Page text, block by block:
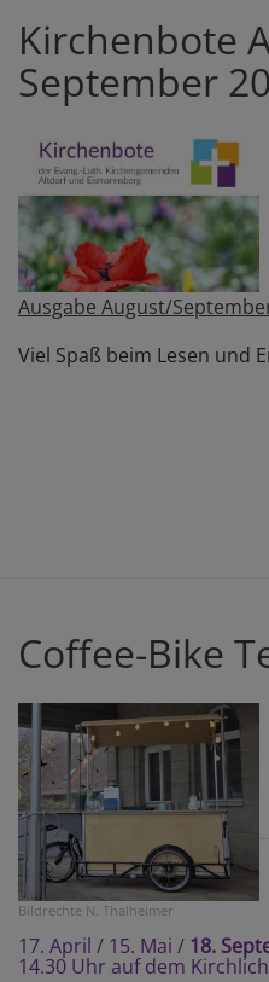
Kirchenbote
September
Ausgabe August/
Viel Spaß beim Lesen und
Coffee-Bike
Bildrechte N. Thalheimer
17. April / 15. Mai / 18.
14.30 Uhr auf dem